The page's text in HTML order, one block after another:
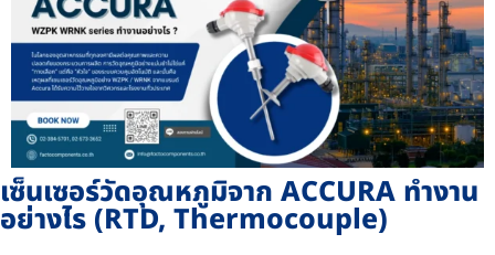
เซ็นเซอร์วัดอุณหภูมิจาก ACCURA ทำงาน
อย่างไร (RTD, Thermocouple)